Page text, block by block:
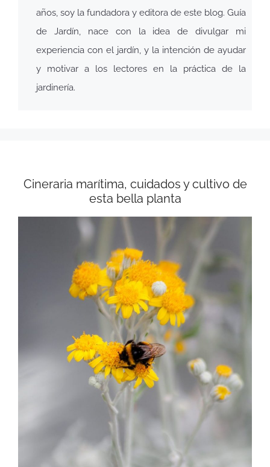
años, soy la fundadora y editora de este blog. Guía
de Jardín, nace con la idea de divulgar mi
experiencia con el jardín, y la intención de ayudar
y motivar a los lectores en la práctica de la
jardinería.
Cineraria marítima, cuidados y cultivo de
esta bella planta